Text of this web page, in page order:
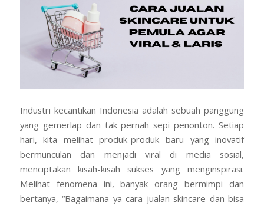
Industri kecantikan Indonesia adalah sebuah panggung
yang gemerlap dan tak pernah sepi penonton. Setiap
hari, kita melihat produk-produk baru yang inovatif
bermunculan dan menjadi viral di media sosial,
menciptakan kisah-kisah sukses yang menginspirasi.
Melihat fenomena ini, banyak orang bermimpi dan
bertanya, “Bagaimana ya cara jualan skincare dan bisa